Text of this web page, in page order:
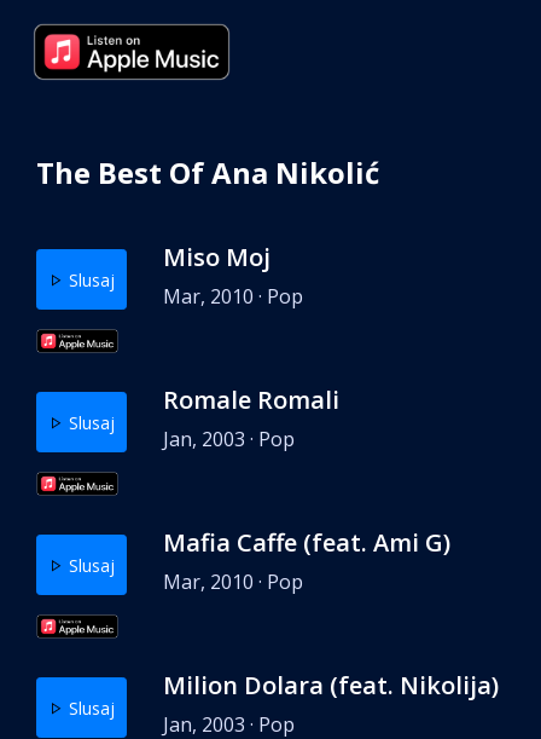
The Best Of Ana Nikolić
Slusaj
Miso Moj
Mar, 2010 · Pop
Slusaj
Romale Romali
Jan, 2003 · Pop
Slusaj
Mafia Caffe (feat. Ami G)
Mar, 2010 · Pop
Slusaj
Milion Dolara (feat. Nikolija)
Jan, 2003 · Pop